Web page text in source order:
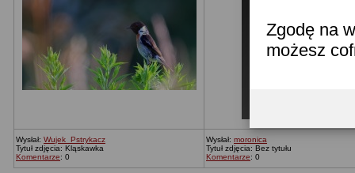
Zgodę na
możesz
Wysłał: Wujek_Pstrykacz
Tytuł zdjęcia: Kląskawka
Komentarze: 0
Wysłał: moronica
Tytuł zdjęcia: Bez tytułu
Komentarze: 0